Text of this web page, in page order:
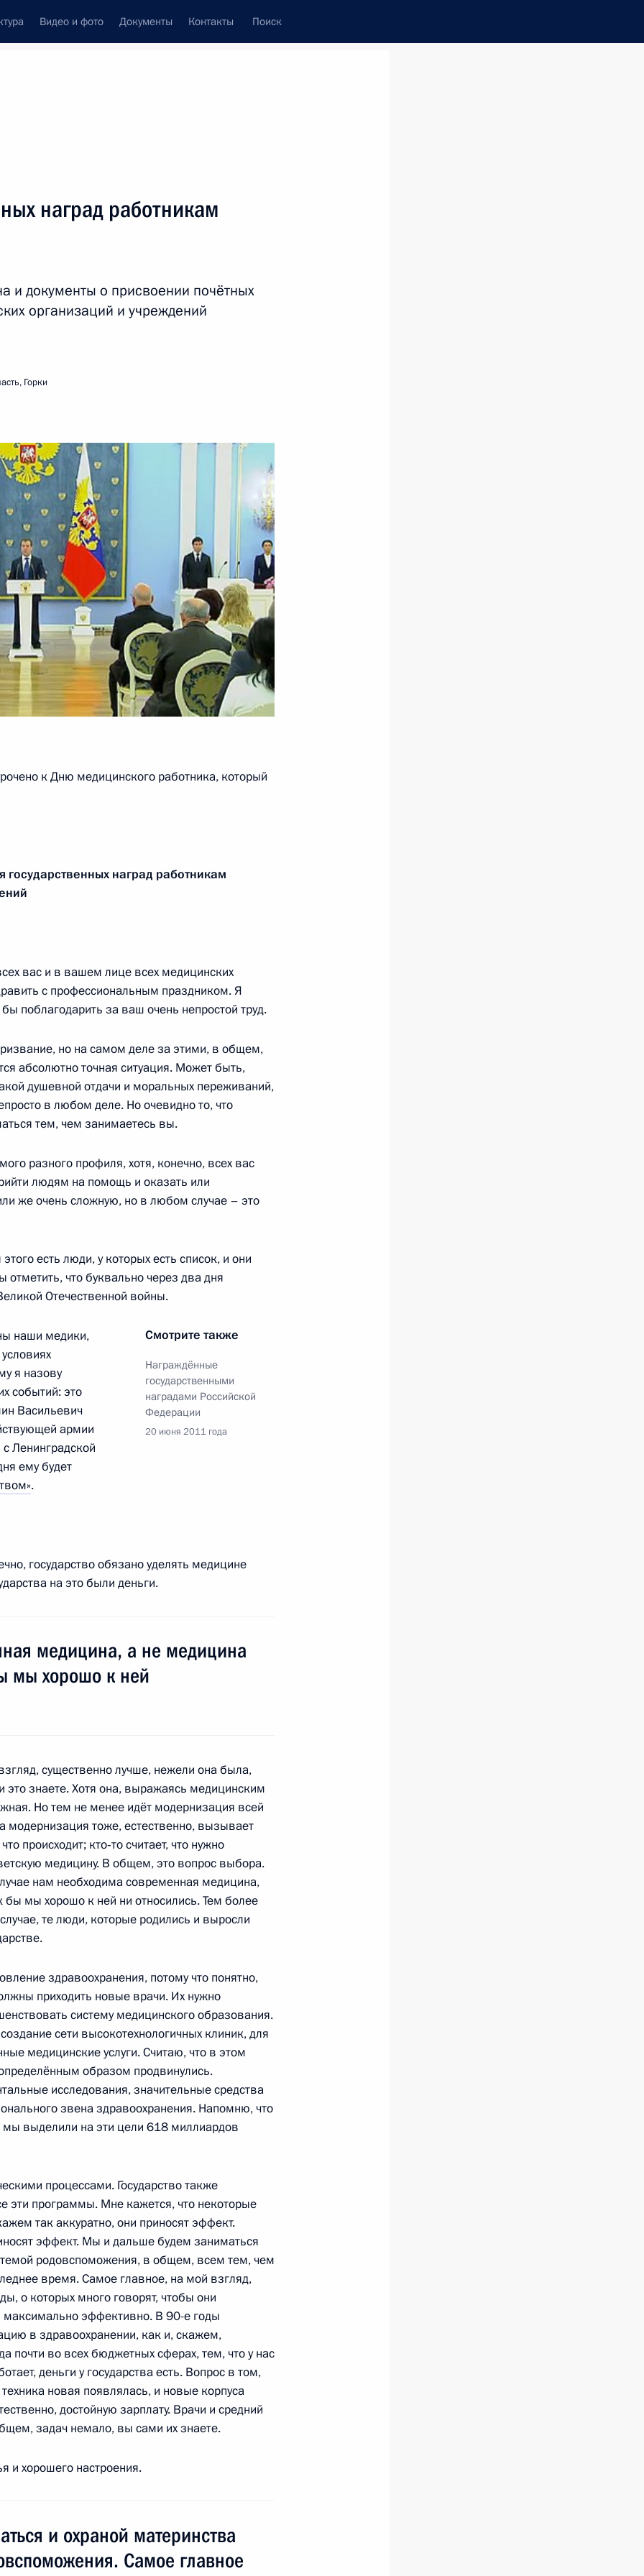
Видео и фото Документы Контакты Поиск
Показать
следующие материалы
начальника
МВД России
и технологическому
Горки
5
физической культуры
России
для молодых деятелей
и назначении
и назначении
МВД
награды
в укрепление дружбы
6
медицинской
в органах внутренних
участникам заседания
и назначении
дел
и назначении
дел
представителям
заседание Комиссии
наград работникам
и документы о присвоении почётных
организаций и учреждений
Горки
к Дню медицинского работника, который
наград работникам
вас и в вашем лице всех медицинских
с профессиональным праздником. Я
поблагодарить за ваш очень непростой труд.
но на самом деле за этими, в общем,
абсолютно точная ситуация. Может быть,
душевной отдачи и моральных переживаний,
в любом деле. Но очевидно то, что
тем, чем занимаетесь вы.
разного профиля, хотя, конечно, всех вас
людям на помощь и оказать или
же очень сложную, но в любом случае – это
есть люди, у которых есть список, и они
что буквально через два дня
Отечественной войны.
Смотрите также
Награждённые
государственными
наградами Российской
Федерации
20 июня 2011 года
наши медики,
я назову
событий: это
Васильевич
армии
Ленинградской
ему будет
.
государство обязано уделять медицине
на это были деньги.
медицина, а не медицина
мы хорошо к ней
существенно лучше, нежели она была,
знаете. Хотя она, выражаясь медицинским
Но тем не менее идёт модернизация всей
модернизация тоже, естественно, вызывает
происходит; кто‑то считает, что нужно
медицину. В общем, это вопрос выбора.
нам необходима современная медицина,
бы мы хорошо к ней ни относились. Тем более
те люди, которые родились и выросли
здравоохранения, потому что понятно,
приходить новые врачи. Их нужно
систему медицинского образования.
сети высокотехнологичных клиник, для
медицинские услуги. Считаю, что в этом
образом продвинулись.
исследования, значительные средства
звена здравоохранения. Напомню, что
мы выделили на эти цели 618 миллиардов
процессами. Государство также
эти программы. Мне кажется, что некоторые
так аккуратно, они приносят эффект.
эффект. Мы и дальше будем заниматься
родовспоможения, в общем, всем тем, чем
время. Самое главное, на мой взгляд,
о которых много говорят, чтобы они
максимально эффективно. В 90-е годы
в здравоохранении, как и, скажем,
почти во всех бюджетных сферах, тем, что у нас
деньги у государства есть. Вопрос в том,
новая появлялась, и новые корпуса
достойную зарплату. Врачи и средний
задач немало, вы сами их знаете.
и хорошего настроения.
и охраной материнства
Самое главное